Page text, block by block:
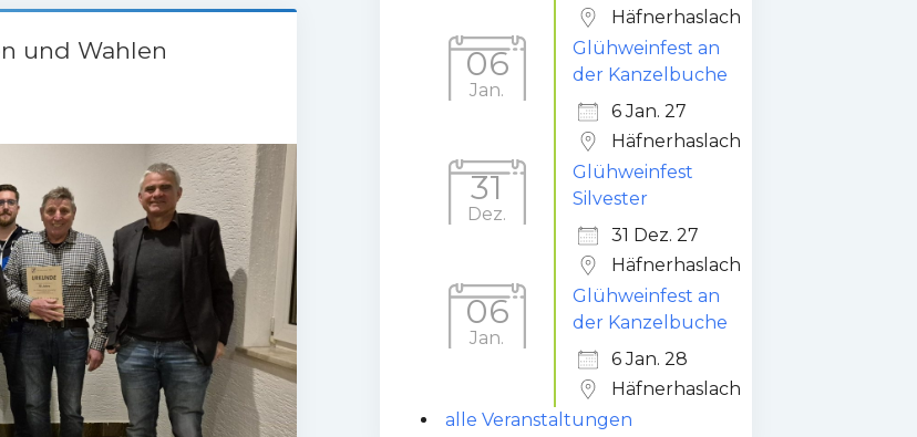
und Wahlen
Häfnerhaslach
06
Jan.
Glühweinfest an
der Kanzelbuche
6 Jan. 27
Häfnerhaslach
31
Dez.
Glühweinfest
Silvester
31 Dez. 27
Häfnerhaslach
06
Jan.
Glühweinfest an
der Kanzelbuche
6 Jan. 28
Häfnerhaslach
alle Veranstaltungen